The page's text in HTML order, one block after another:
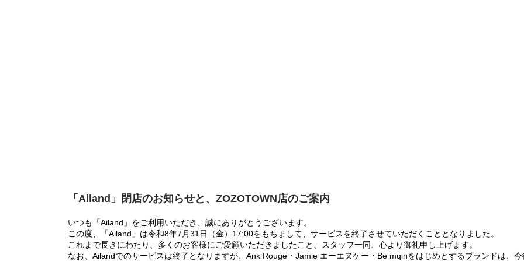
「Ailand」閉店のお知らせと、ZOZOTOWN店のご案内
いつも「Ailand」をご利用いただき、誠にありがとうございます。
この度、「Ailand」は令和8年7月31日（金）17:00をもちまして、サービスを終了させていただくこととなりました。
これまで長きにわたり、多くのお客様にご愛顧いただきましたこと、スタッフ一同、心より御礼申し上げます。
なお、Ailandでのサービスは終了となりますが、Ank Rouge・Jamie エーエヌケー・Be mqinをはじめとするブランドは、